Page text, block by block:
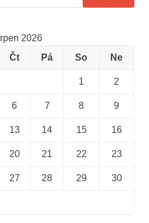
2026
Čt Pá So Ne
1 2
6 7 8 9
13 14 15 16
20 21 22 23
27 28 29 30